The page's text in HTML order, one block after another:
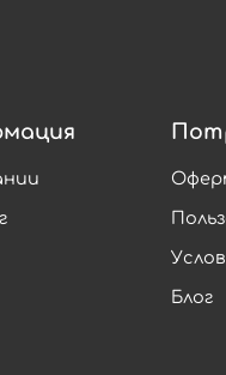
Блог